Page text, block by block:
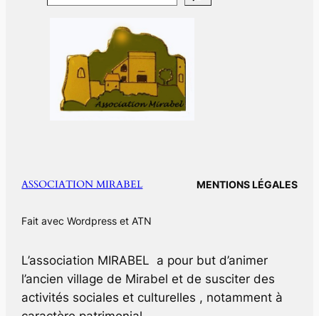
ASSOCIATION MIRABEL MENTIONS LÉGALES
Fait avec Wordpress et ATN
L’association MIRABEL a pour but d’animer
l’ancien village de Mirabel et de susciter des
activités sociales et culturelles , notamment à